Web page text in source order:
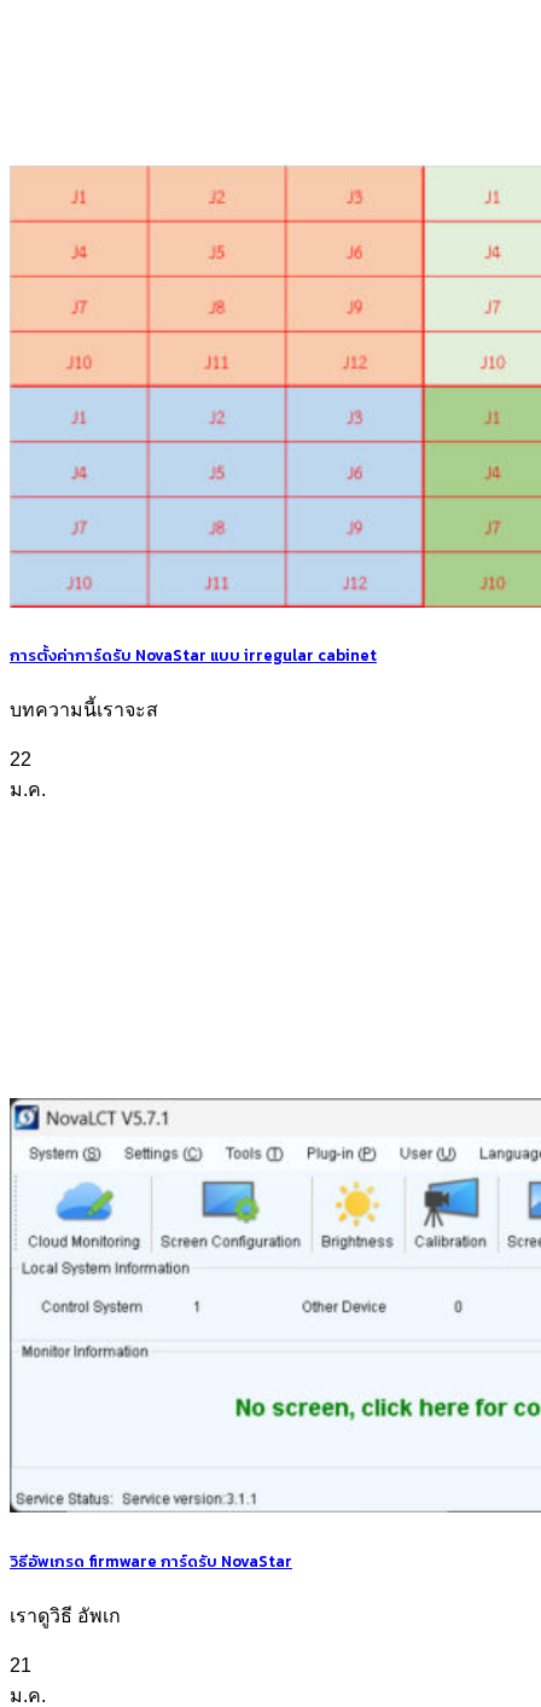
การตั้งค่าการ์ดรับ NovaStar แบบ irregular cabinet
บทความนี้เราจะส
22
ม.ค.
วิธีอัพเกรด firmware การ์ดรับ NovaStar
เราดูวิธี อัพเก
21
ม.ค.